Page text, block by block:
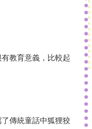
教育意義，比較起
傳統童話中狐狸狡